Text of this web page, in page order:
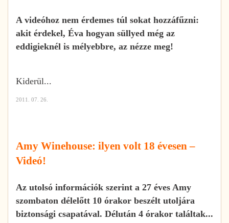
A videóhoz nem érdemes túl sokat hozzáfűzni:
akit érdekel, Éva hogyan süllyed még az
eddigieknél is mélyebbre, az nézze meg!
Kiderül...
2011. 07. 26.
Amy Winehouse: ilyen volt 18 évesen –
Videó!
Az utolsó információk szerint a 27 éves Amy
szombaton délelőtt 10 órakor beszélt utoljára
biztonsági csapatával. Délután 4 órakor találtak...